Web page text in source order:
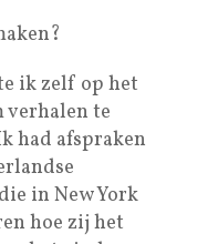
ik zelf op het
verhalen te
had afspraken
in New York
hoe zij het